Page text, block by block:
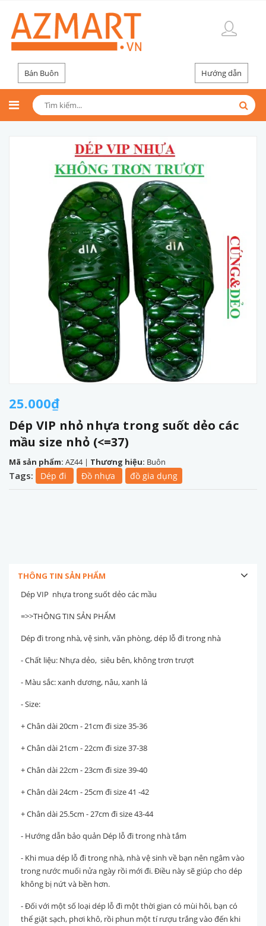
Bán Buôn Hướng dẫn
25.000₫
Dép VIP nhỏ nhựa trong suốt dẻo các
mầu size nhỏ (<=37)
Mã sản phẩm: AZ44 | Thương hiệu: Buôn
Tags: Dép đi Đồ nhựa đồ gia dụng
THÔNG TIN SẢN PHẨM
Dép VIP nhựa trong suốt dẻo các mầu
=>>THÔNG TIN SẢN PHẨM
Dép đi trong nhà, vệ sinh, văn phòng, dép lỗ đi trong nhà
- Chất liệu: Nhựa dẻo, siêu bên, không trơn trượt
- Màu sắc: xanh dương, nâu, xanh lá
- Size:
+ Chân dài 20cm - 21cm đi size 35-36
+ Chân dài 21cm - 22cm đi size 37-38
+ Chân dài 22cm - 23cm đi size 39-40
+ Chân dài 24cm - 25cm đi size 41 -42
+ Chân dài 25.5cm - 27cm đi size 43-44
- Hướng dẫn bảo quản Dép lỗ đi trong nhà tắm
- Khi mua dép lỗ đi trong nhà, nhà vệ sinh về bạn nên ngâm vào
trong nước muối nửa ngày rồi mới đi. Điều này sẽ giúp cho dép
không bị nứt và bền hơn.
- Đối với một số loại dép lỗ đi một thời gian có mùi hôi, bạn có
thể giặt sạch, phơi khô, rồi phun một tí rượu trắng vào đến khi